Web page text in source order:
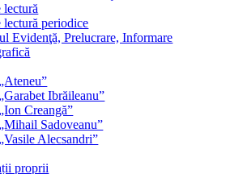
lectură
lectură periodice
Evidenţă, Prelucrare, Informare
Ibrăileanu”
Creangă”
Sadoveanu”
Alecsandri”
proprii